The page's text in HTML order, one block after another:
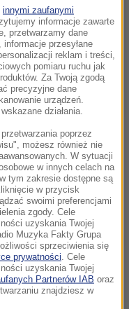
do komisji
eliminacji
i cztery - w
kalendarza
szutrowe imprezy
lokalizacji
po
Bułgarii, Rumunii,
innymi zaufanymi
informacje zawarte
przetwarzamy dane
przesyłane
reklam i treści,
pomiaru ruchu jak
Za Twoją zgodą
precyzyjne dane
urządzeń.
działania.
poprzez
możesz również nie
W sytuacji
w innych celach na
tym zakresie dostępne są
w przycisk
swoimi preferencjami
zgody. Cele
uzyskania Twojej
Muzyka Fakty Grupa
sprzeciwienia się
prywatności . Cele
uzyskania Twojej
Partnerów IAB oraz
znajdziesz w